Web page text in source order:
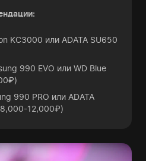
KC3000 или ADATA SU650
990 EVO или WD Blue
990 PRO или ADATA
12,000₽)